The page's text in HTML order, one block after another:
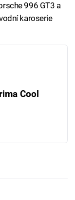
996 GT3 a
karoserie
Cool